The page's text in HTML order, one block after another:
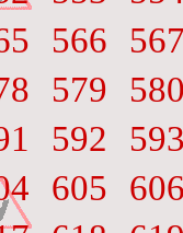
566
579
592
605